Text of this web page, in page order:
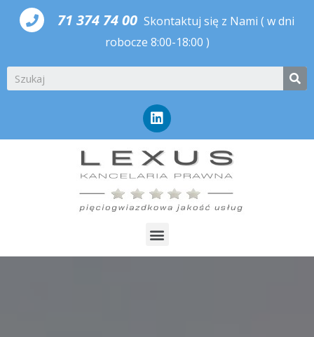
71 374 74 00 Skontaktuj się z Nami ( w dni
robocze 8:00-18:00 )